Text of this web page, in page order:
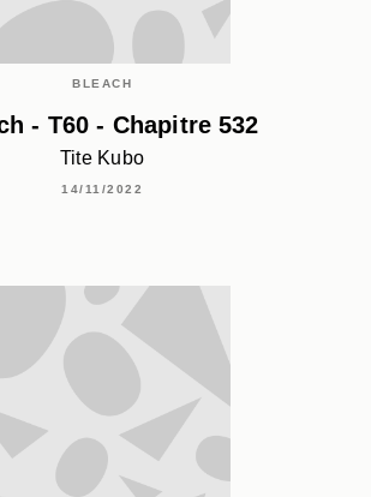
BLEACH
- T60 - Chapitre 532
Tite Kubo
14/11/2022